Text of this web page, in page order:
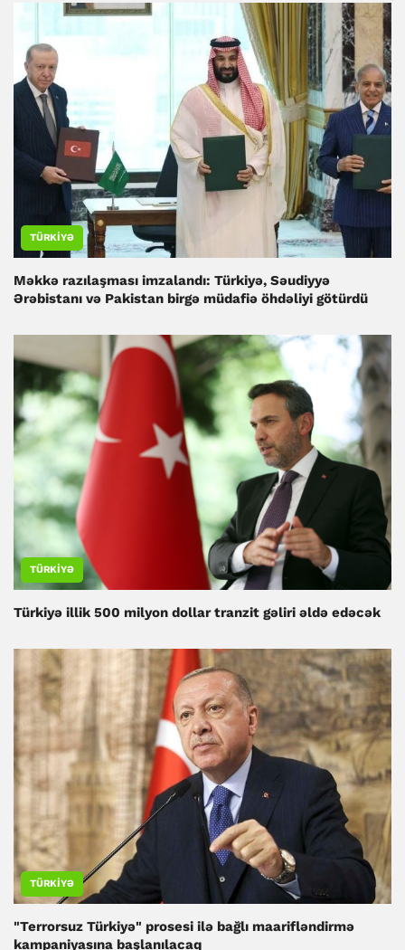
TÜRKIYƏ
Məkkə razılaşması imzalandı: Türkiyə, Səudiyyə
Ərəbistanı və Pakistan birgə müdafiə öhdəliyi götürdü
TÜRKIYƏ
Türkiyə illik 500 milyon dollar tranzit gəliri əldə edəcək
TÜRKIYƏ
"Terrorsuz Türkiyə" prosesi ilə bağlı maarifləndirmə
kampaniyasına başlanılacaq